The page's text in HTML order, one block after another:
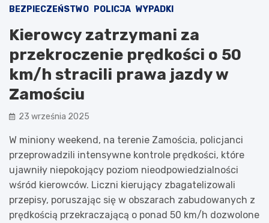
BEZPIECZEŃSTWO POLICJA WYPADKI
Kierowcy zatrzymani za
przekroczenie prędkości o 50
km/h stracili prawa jazdy w
Zamościu
23 września 2025
W miniony weekend, na terenie Zamościa, policjanci
przeprowadzili intensywne kontrole prędkości, które
ujawniły niepokojący poziom nieodpowiedzialności
wśród kierowców. Liczni kierujący zbagatelizowali
przepisy, poruszając się w obszarach zabudowanych z
prędkością przekraczającą o ponad 50 km/h dozwolone